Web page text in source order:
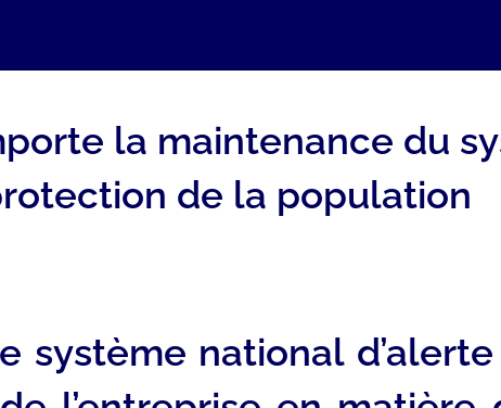
la maintenance du
de la population
système national